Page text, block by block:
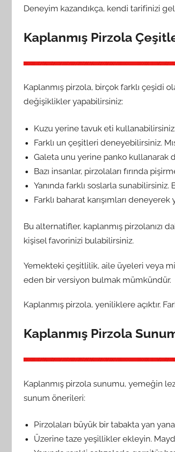
Deneyim kazandıkça, kendi tarifinizi
Kaplanmış Pirzola
Kaplanmış pirzola, birçok farklı çeşidi
değişiklikler yapabilirsiniz:
Kuzu yerine tavuk eti
Farklı un çeşitleri deneyebilirsiniz.
Galeta unu yerine panko kullanarak
Bazı insanlar, pirzolaları fırında
Yanında farklı soslarla
Farklı baharat karışımları
Bu alternatifler, kaplanmış pirzolanızı
kişisel favorinizi bulabilirsiniz.
Yemekteki çeşitlilik, aile üyeleri veya
eden bir versiyon bulmak mümkündür.
Kaplanmış pirzola, yeniliklere açıktır.
Kaplanmış Pirzola
Kaplanmış pirzola sunumu, yemeğin
sunum önerileri:
Pirzolaları büyük bir tabakta yan
Üzerine taze yeşillikler ekleyin.